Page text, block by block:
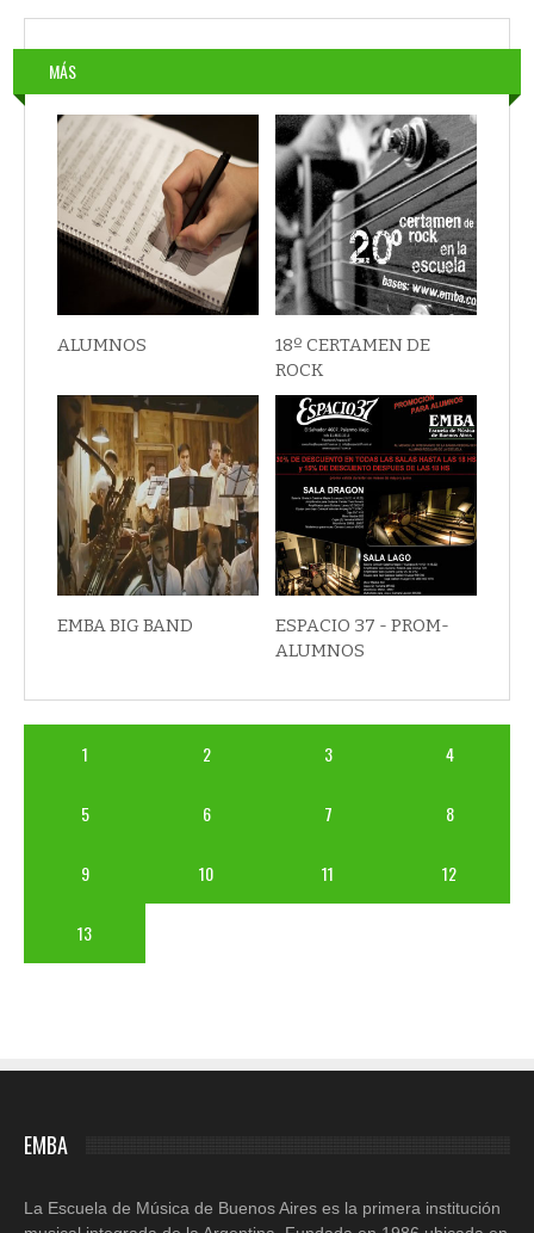
MÁS
ALUMNOS
18º CERTAMEN DE
ROCK
EMBA BIG BAND
ESPACIO 37 - PROM-
ALUMNOS
1 2 3 4
5 6 7 8
9 10 11 12
13
EMBA
La Escuela de Música de Buenos Aires es la primera institución